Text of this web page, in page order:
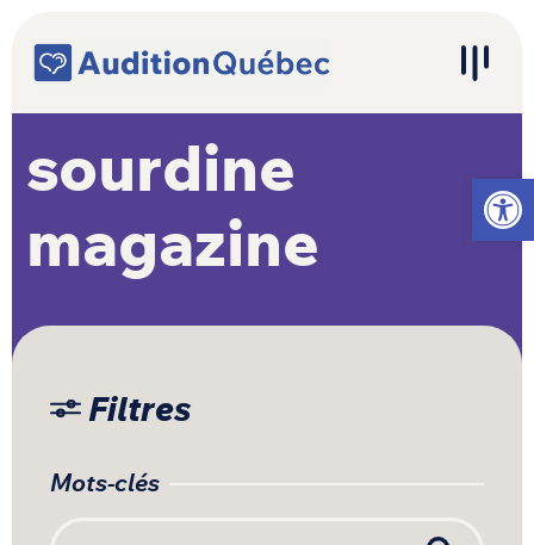
Ouvrir
Navigation principale
sourdine
magazine
Filtres
Mots-clés